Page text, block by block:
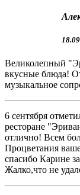
Великолепный
вкусные блюда!
музыкальное
6 сентября
ресторане
отлично! Всем
Процветания
спасибо Карине
Жалко,что не